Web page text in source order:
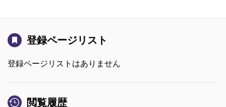
登録ページリスト
登録ページリストはありません
閲覧履歴